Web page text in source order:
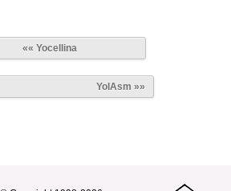
«« Yocellina
YolAsm »»